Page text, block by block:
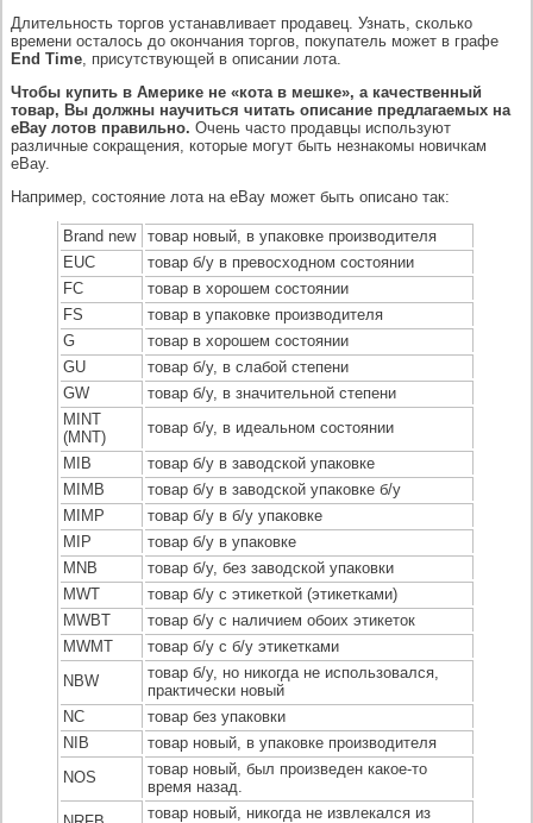
Длительность торгов устанавливает продавец. Узнать, сколько
времени осталось до окончания торгов, покупатель может в графе
End Time, присутствующей в описании лота.
Чтобы купить в Америке не «кота в мешке», а качественный
товар, Вы должны научиться читать описание предлагаемых на
eBay лотов правильно. Очень часто продавцы используют
различные сокращения, которые могут быть незнакомы новичкам
eBay.
Например, состояние лота на eBay может быть описано так:
Brand new
товар новый, в упаковке производителя
EUC
товар б/у в превосходном состоянии
FC
товар в хорошем состоянии
FS
товар в упаковке производителя
G
товар в хорошем состоянии
GU
товар б/у, в слабой степени
GW
товар б/у, в значительной степени
MINT
(MNT)
товар б/у, в идеальном состоянии
MIB
товар б/у в заводской упаковке
MIMB
товар б/у в заводской упаковке б/у
MIMP
товар б/у в б/у упаковке
MIP
товар б/у в упаковке
MNB
товар б/у, без заводской упаковки
MWT
товар б/у с этикеткой (этикетками)
MWBT
товар б/у с наличием обоих этикеток
MWMT
товар б/у с б/у этикетками
NBW
товар б/у, но никогда не использовался,
практически новый
NC
товар без упаковки
NIB
товар новый, в упаковке производителя
NOS
товар новый, был произведен какое-то
время назад.
товар новый, никогда не извлекался из